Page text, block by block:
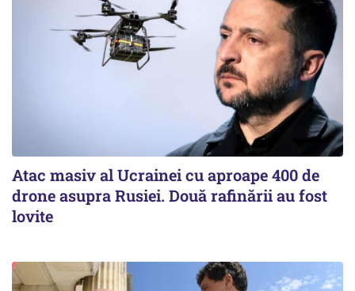
Atac masiv al Ucrainei cu aproape 400 de
drone asupra Rusiei. Două rafinării au fost
lovite